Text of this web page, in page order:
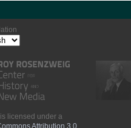
licensed under a
Attribution 3.0